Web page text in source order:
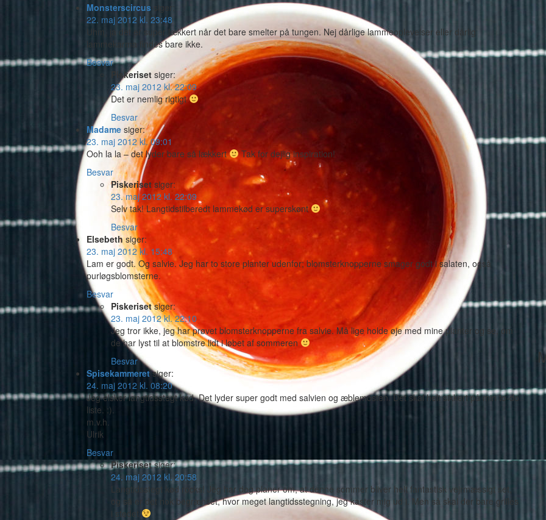
Monsterscircus siger:
22. maj 2012 kl. 23:48
Uhm, ja det er super lækkert når det bare smelter på tungen. Nej dårlige lammeoplevelser eller dårlig
lammekarma findes bare ikke.
Besvar
Piskeriset siger:
23. maj 2012 kl. 22:09
Det er nemlig rigtigt
Besvar
Madame siger:
23. maj 2012 kl. 09:01
Ooh la la – det lyder bare så lækkert
Tak for dejlig inspiration!
Besvar
Piskeriset siger:
23. maj 2012 kl. 22:09
Selv tak! Langtidstilberedt lammekød er superskønt
Besvar
Elsebeth siger:
23. maj 2012 kl. 15:48
Lam er godt. Og salvie. Jeg har to store planter udenfor; blomsterknopperne smager godt i salaten, også
purløgsblomsterne.
Besvar
Piskeriset siger:
23. maj 2012 kl. 22:10
Jeg tror ikke, jeg har prøvet blomsterknopperne fra salvie. Må lige holde øje med mine planter og se, om
de har lyst til at blomstre lidt i løbet af sommeren
Besvar
Spisekammeret siger:
24. maj 2012 kl. 08:20
Jeg elsker langtidsstegt kød. Det lyder super godt med salvien og æblemosten. Det skal helt sikkert på min to-do
liste. :).
m.v.h.
Ulrik
Besvar
Piskeriset siger:
24. maj 2012 kl. 20:58
Langtidsstegt kød rocks! Jeg har dog planer om, at denne sommer bliver helt fantastisk vejrmæssigt set,
og så er det nok begrænset, hvor meget langtidsstegning, jeg kaster mig ud i. Men så skal der bare grilles
i stedet